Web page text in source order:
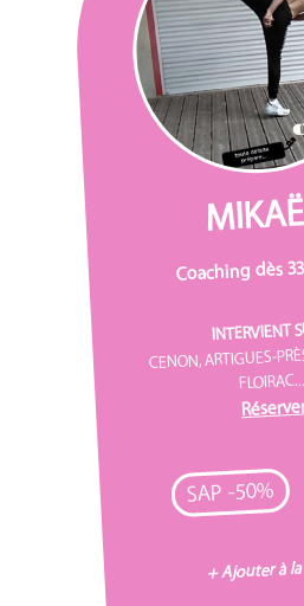
Coaching dès
INTERVIENT
CENON, ARTIGUES-
FLOIRAC...
SAP -50%
+ Ajouter à